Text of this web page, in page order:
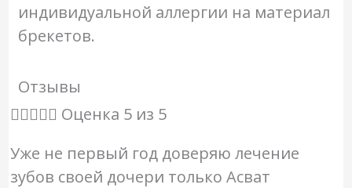
индивидуальной аллергии на материал
брекетов.
Отзывы
 Оценка 5 из 5
Уже не первый год доверяю лечение
зубов своей дочери только Асват